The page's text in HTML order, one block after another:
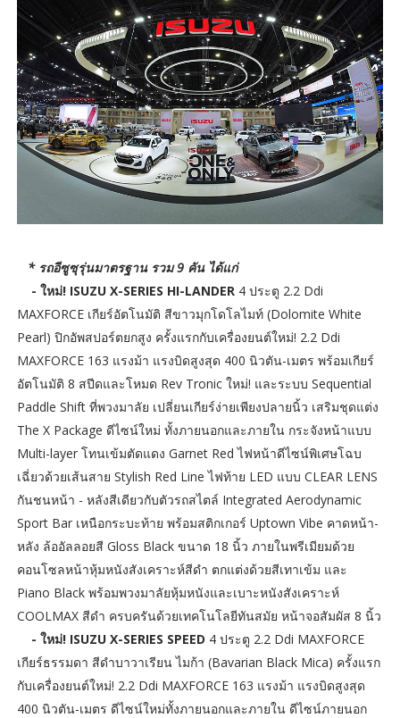
* รถอีซูซุรุ่นมาตรฐาน รวม 9 คัน ได้แก่
- ใหม่! ISUZU X-SERIES HI-LANDER4 ประตู 2.2 Ddi
MAXFORCE เกียร์อัตโนมัติ สีขาวมุกโดโลไมท์ (Dolomite White
Pearl) ปิกอัพสปอร์ตยกสูง ครั้งแรกกับเครื่องยนต์ใหม่! 2.2 Ddi
MAXFORCE 163 แรงม้า แรงบิดสูงสุด 400 นิวตัน-เมตร พร้อมเกียร์
อัตโนมัติ 8 สปีดและโหมด Rev Tronic ใหม่! และระบบ Sequential
Paddle Shift ที่พวงมาลัย เปลี่ยนเกียร์ง่ายเพียงปลายนิ้ว เสริมชุดแต่ง
The X Package ดีไซน์ใหม่ ทั้งภายนอกและภายใน กระจังหน้าแบบ
Multi-layer โทนเข้มตัดแดง Garnet Red ไฟหน้าดีไซน์พิเศษโฉบ
เฉี่ยวด้วยเส้นสาย Stylish Red Line ไฟท้าย LED แบบ CLEAR LENS
กันชนหน้า - หลังสีเดียวกับตัวรถสไตล์ Integrated Aerodynamic
Sport Bar เหนือกระบะท้าย พร้อมสติกเกอร์ Uptown Vibe คาดหน้า-
หลัง ล้ออัลลอยสี Gloss Black ขนาด 18 นิ้ว ภายในพรีเมียมด้วย
คอนโซลหน้าหุ้มหนังสังเคราะห์สีดำ ตกแต่งด้วยสีเทาเข้ม และ
Piano Black พร้อมพวงมาลัยหุ้มหนังและเบาะหนังสังเคราะห์
COOLMAX สีดำ ครบครันด้วยเทคโนโลยีทันสมัย หน้าจอสัมผัส 8 นิ้ว
- ใหม่! ISUZU X-SERIES SPEED 4 ประตู 2.2 Ddi MAXFORCE
เกียร์ธรรมดา สีดำบาวาเรียน ไมก้า (Bavarian Black Mica) ครั้งแรก
กับเครื่องยนต์ใหม่! 2.2 Ddi MAXFORCE 163 แรงม้า แรงบิดสูงสุด
400 นิวตัน-เมตร ดีไซน์ใหม่ทั้งภายนอกและภายใน ดีไซน์ภายนอก